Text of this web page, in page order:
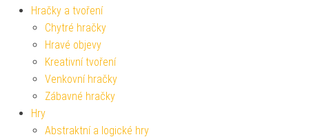
Hračky a tvoření
Chytré hračky
Hravé objevy
Kreativní tvoření
Venkovní hračky
Zábavné hračky
Hry
Abstraktní a logické hry